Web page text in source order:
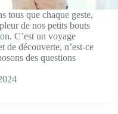
tous que chaque geste,
de nos petits bouts
C’est un voyage
de découverte, n’est-ce
des questions